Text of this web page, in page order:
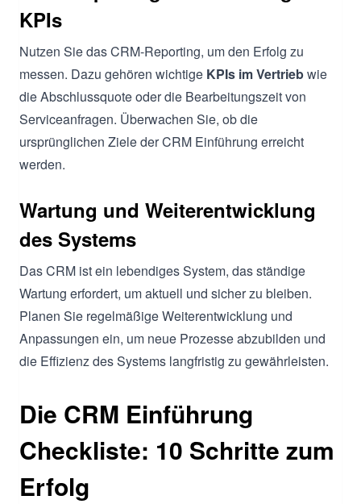
KPIs
Nutzen Sie das CRM-Reporting, um den Erfolg zu
messen. Dazu gehören wichtige KPIs im Vertriebwie
die Abschlussquote oder die Bearbeitungszeit von
Serviceanfragen. Überwachen Sie, ob die
ursprünglichen Ziele der CRM Einführung erreicht
werden.
Wartung und Weiterentwicklung
des Systems
Das CRM ist ein lebendiges System, das ständige
Wartung erfordert, um aktuell und sicher zu bleiben.
Planen Sie regelmäßige Weiterentwicklung und
Anpassungen ein, um neue Prozesse abzubilden und
die Effizienz des Systems langfristig zu gewährleisten.
Die CRM Einführung
Checkliste: 10 Schritte zum
Erfolg